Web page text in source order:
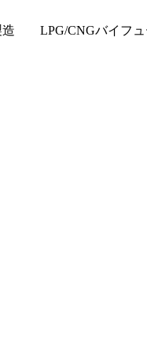
LPG/CNGバイフュ